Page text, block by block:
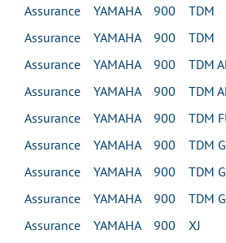
Assurance YAMAHA 900 TDM
Assurance YAMAHA 900 TDM
Assurance YAMAHA 900 TDM
Assurance YAMAHA 900 TDM
Assurance YAMAHA 900 TDM
Assurance YAMAHA 900 TDM
Assurance YAMAHA 900 TDM
Assurance YAMAHA 900 TDM
Assurance YAMAHA 900 XJ